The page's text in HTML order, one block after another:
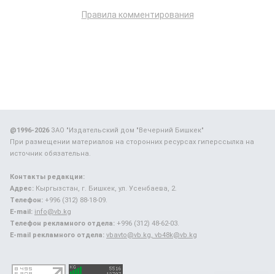
Правила комментирования
@1996-2026ЗАО "Издательский дом "Вечерний Бишкек"
При размещении материалов на сторонних ресурсах гиперссылка на
источник обязательна.
Контакты редакции:
Адрес: Кыргызстан, г. Бишкек, ул. Усенбаева, 2.
Телефон: +996 (312) 88-18-09.
E-mail: info@vb.kg
Телефон рекламного отдела: +996 (312) 48-62-03.
E-mail рекламного отдела: vbavto@vb.kg, vb48k@vb.kg